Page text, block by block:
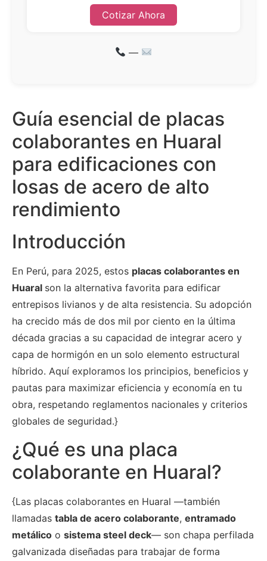
Cotizar Ahora
—
Guía esencial de placas
colaborantes en Huaral
para edificaciones con
losas de acero de alto
rendimiento
Introducción
En Perú, para 2025, estos placas colaborantes en
Huaral son la alternativa favorita para edificar
entrepisos livianos y de alta resistencia. Su adopción
ha crecido más de dos mil por ciento en la última
década gracias a su capacidad de integrar acero y
capa de hormigón en un solo elemento estructural
híbrido. Aquí exploramos los principios, beneficios y
pautas para maximizar eficiencia y economía en tu
obra, respetando reglamentos nacionales y criterios
globales de seguridad.}
¿Qué es una placa
colaborante en Huaral?
{Las placas colaborantes en Huaral —también
llamadas tabla de acero colaborante, entramado
metálico o sistema steel deck— son chapa perfilada
galvanizada diseñadas para trabajar de forma